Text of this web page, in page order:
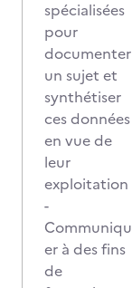
spécialisées
pour
documenter
un sujet et
synthétiser
ces données
en vue de
leur
exploitation
-
Communiqu
er à des fins
de